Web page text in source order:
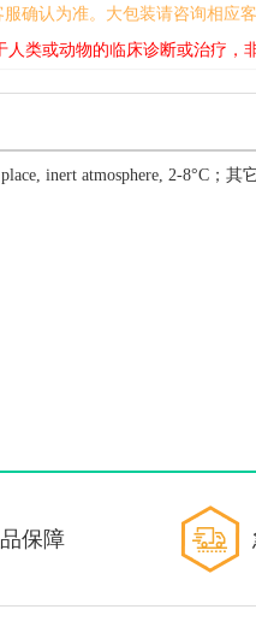
确认为准。大包装请咨询相应
类或动物的临床诊断或治疗，
inert atmosphere, 2-8°C；
保障